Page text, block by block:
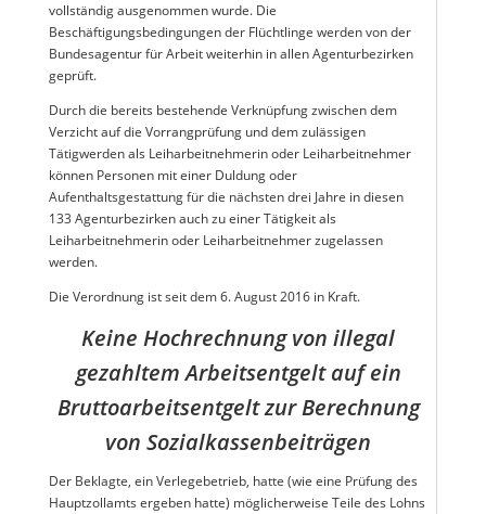
vollständig ausgenommen wurde. Die
Beschäftigungsbedingungen der Flüchtlinge werden von der
Bundesagentur für Arbeit weiterhin in allen Agenturbezirken
geprüft.
Durch die bereits bestehende Verknüpfung zwischen dem
Verzicht auf die Vorrangprüfung und dem zulässigen
Tätigwerden als Leiharbeitnehmerin oder Leiharbeitnehmer
können Personen mit einer Duldung oder
Aufenthaltsgestattung für die nächsten drei Jahre in diesen
133 Agenturbezirken auch zu einer Tätigkeit als
Leiharbeitnehmerin oder Leiharbeitnehmer zugelassen
werden.
Die Verordnung ist seit dem 6. August 2016 in Kraft.
Keine Hochrechnung von illegal
gezahltem Arbeitsentgelt auf ein
Bruttoarbeitsentgelt zur Berechnung
von Sozialkassenbeiträgen
Der Beklagte, ein Verlegebetrieb, hatte (wie eine Prüfung des
Hauptzollamts ergeben hatte) möglicherweise Teile des Lohns